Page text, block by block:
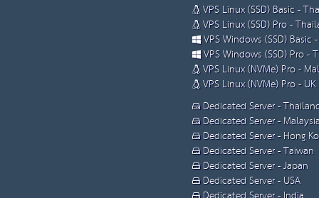
VPS Linux (SSD) Basic -
VPS Linux (SSD) Pro -
VPS Windows (SSD) Basic
VPS Windows (SSD) Pro -
VPS Linux (NVMe) Pro -
VPS Linux (NVMe) Pro - UK
Dedicated Server -
Dedicated Server -
Dedicated Server - Hong
Dedicated Server - Taiwan
Dedicated Server - Japan
Dedicated Server - USA